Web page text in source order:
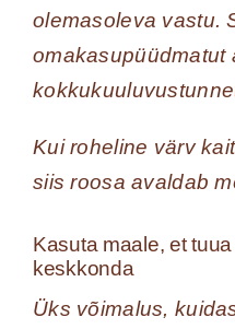
olemasoleva vastu.
omakasupüüdmatut
Kui roheline värv
siis roosa avaldab
Kasuta maale, et
keskkonda
Üks võimalus,